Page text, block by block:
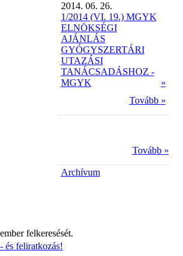
2014. 06. 26.
1/2014 (VI. 19.) MGYK
ELNÖKSÉGI
AJÁNLÁS
GYÓGYSZERTÁRI
UTAZÁSI
TANÁCSADÁSHOZ -
MGYK
»
Tovább »
Tovább »
Archívum
felkeresését.
és feliratkozás!